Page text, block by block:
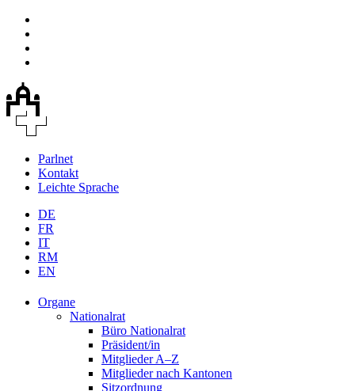
Parlnet
Kontakt
Leichte Sprache
DE
FR
IT
RM
EN
Organe
Nationalrat
Büro Nationalrat
Präsident/in
Mitglieder A–Z
Mitglieder nach Kantonen
Sitzordnung